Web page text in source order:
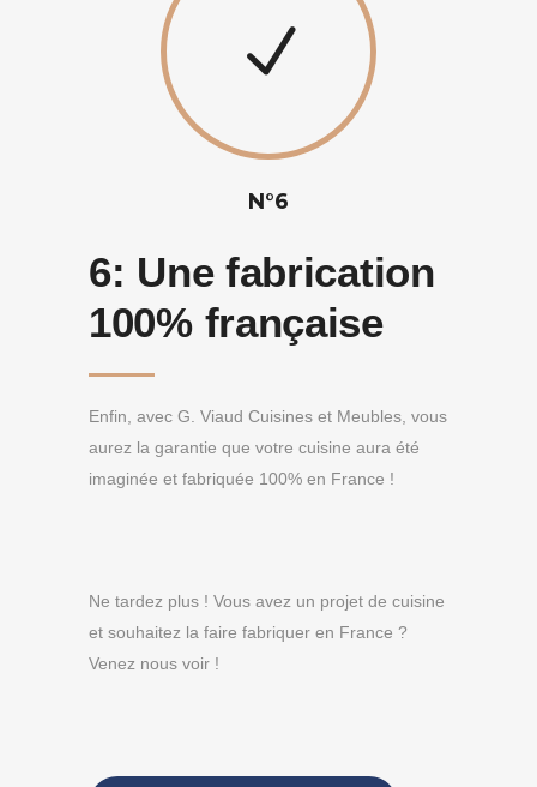
N°6
6: Une fabrication
100% française
Enfin, avec G. Viaud Cuisines et Meubles, vous
aurez la garantie que votre cuisine aura été
imaginée et fabriquée 100% en France !
Ne tardez plus ! Vous avez un projet de cuisine
et souhaitez la faire fabriquer en France ?
Venez nous voir !